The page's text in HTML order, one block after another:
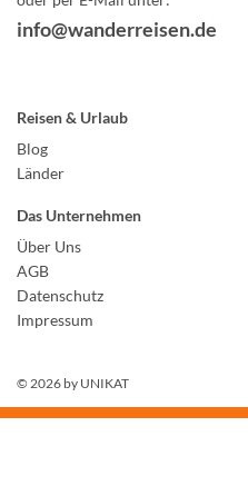
info@wanderreisen.de
Reisen & Urlaub
Blog
Länder
Das Unternehmen
Über Uns
AGB
Datenschutz
Impressum
© 2026 by UNIKAT